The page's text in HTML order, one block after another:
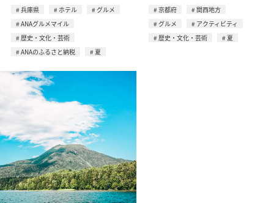
兵庫県 ホテル
グルメ
ANAグルメマイル
歴史・文化・芸術
ANAのふるさと納税
夏
京都府
関西地方
グルメ
アクティビティ
歴史・文化・芸術
夏